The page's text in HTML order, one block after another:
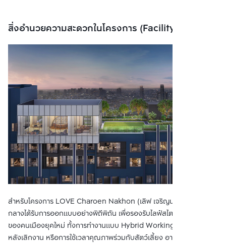
สิ่งอำนวยความสะดวกในโครงการ (Facility)
สำหรับโครงการ LOVE Charoen Nakhon (เลิฟ เจริญนคร) พื้นที่ส่วน
กลางได้รับการออกแบบอย่างพิถีพิถัน เพื่อรองรับไลฟ์สไตล์ที่หลากหลาย
ของคนเมืองยุคใหม่ ทั้งการทำงานแบบ Hybrid Working การพักผ่อน
หลังเลิกงาน หรือการใช้เวลาคุณภาพร่วมกับสัตว์เลี้ยง อาทิ